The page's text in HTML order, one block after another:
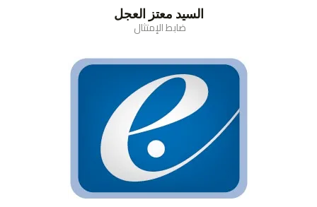
السيد معتز العجل
ضابط الإمتثال